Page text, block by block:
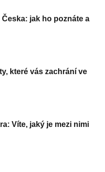
jak ho poznáte a
které vás zachrání ve
Víte, jaký je mezi nimi